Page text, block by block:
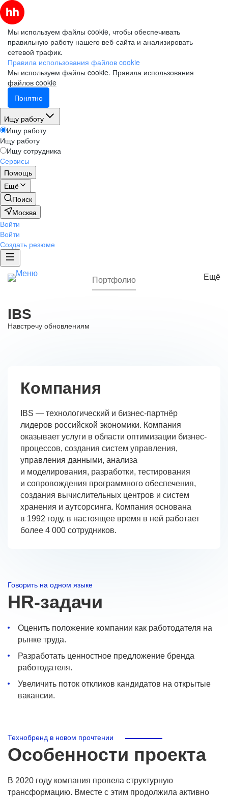
Мы используем файлы cookie, чтобы обеспечивать
правильную работу нашего веб-сайта и анализировать
сетевой трафик.
Правила использования файлов cookie
Мы используем файлы cookie. Правила использования
файлов cookie
Понятно
Ищу работу
Ищу работу
Ищу работу
Ищу сотрудника
Сервисы
Помощь
Ещё
Поиск
Москва
Войти
Войти
Создать резюме
Портфолио
Исследование бренда
Брендированная страница компании
Брендированные сниппеты
Отзывы от сотрудников
Рейтинг работодателей России
Премия HR-бренд
Ещё
IBS
Навстречу обновлениям
Компания
IBS — технологический и бизнес-партнёр
лидеров российской экономики. Компания
оказывает услуги в области оптимизации бизнес-
процессов, создания систем управления,
управления данными, анализа
и моделирования, разработки, тестирования
и сопровождения программного обеспечения,
создания вычислительных центров и систем
хранения и аутсорсинга. Компания основана
в 1992 году, в настоящее время в ней работает
более 4 000 сотрудников.
Говорить на одном языке
HR‑задачи
Оценить положение компании как работодателя на
рынке труда.
Разработать ценностное предложение бренда
работодателя.
Увеличить поток откликов кандидатов на открытые
вакансии.
Технобренд в новом прочтении
Особенности проекта
В 2020 году компания провела структурную
трансформацию. Вместе с этим продолжила активно